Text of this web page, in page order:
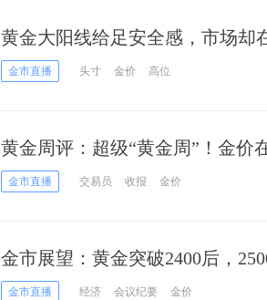
黄金大阳线给足安全感，市场却
金市直播 头寸 金价 高位
黄金周评：超级“黄金周”！金价
美联储纪要或“引爆”2500“不见不
金市直播 交易员 收报 金价
金市展望：黄金突破2400后，
师：整个夏季将演绎完美看涨风
金市直播 经济 会议纪要 金价